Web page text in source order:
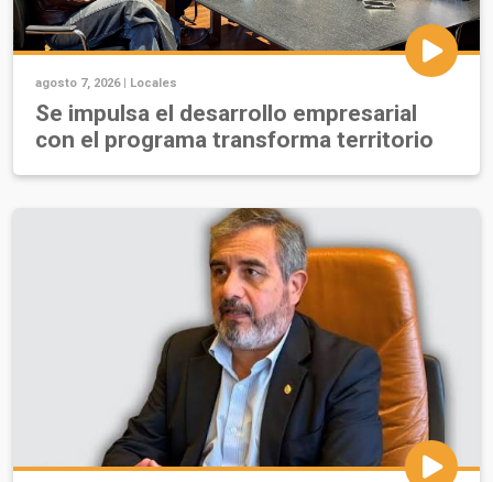
agosto 7, 2026 | Locales
Se impulsa el desarrollo empresarial
con el programa transforma territorio